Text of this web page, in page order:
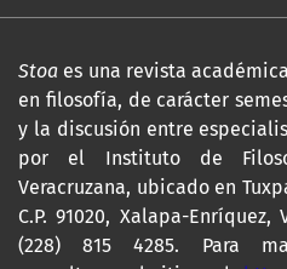
Stoa es una revista
en filosofía, de carácter
y la discusión entre
por el Instituto de
Veracruzana, ubicado en
C.P. 91020, Xalapa-Enríquez,
(228) 815 4285. Para